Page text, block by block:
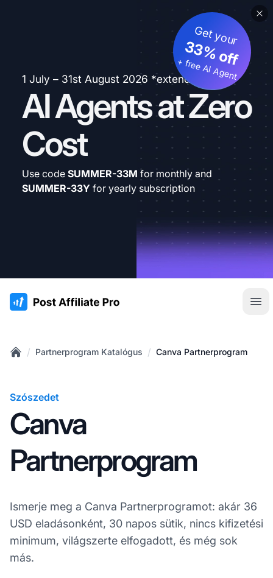
1 July – 31st August 2026 *extended
AI Agents at Zero
Cost
Get your
33% off
+ free AI Agent
Use code SUMMER-33M for monthly and
SUMMER-33Y for yearly subscription
:site.title
/ Partnerprogram Katalógus / Canva Partnerprogram
Szószedet
Canva
Partnerprogram
Ismerje meg a Canva Partnerprogramot: akár 36
USD eladásonként, 30 napos sütik, nincs kifizetési
minimum, világszerte elfogadott, és még sok
más.